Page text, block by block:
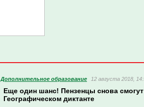
Дополнительное образование 12 августа 2018,
Еще один шанс! Пензенцы снова
Географическом диктанте